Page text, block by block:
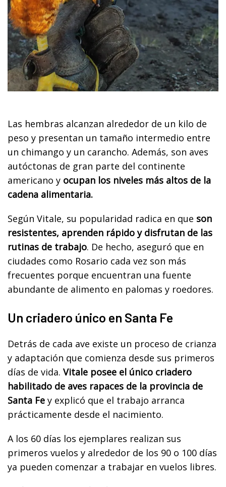
Las hembras alcanzan alrededor de un kilo de
peso y presentan un tamaño intermedio entre
un chimango y un carancho. Además, son aves
autóctonas de gran parte del continente
americano y ocupan los niveles más altos de la
cadena alimentaria.
Según Vitale, su popularidad radica en que son
resistentes, aprenden rápido y disfrutan de las
rutinas de trabajo. De hecho, aseguró que en
ciudades como Rosario cada vez son más
frecuentes porque encuentran una fuente
abundante de alimento en palomas y roedores.
Un criadero único en Santa Fe
Detrás de cada ave existe un proceso de crianza
y adaptación que comienza desde sus primeros
días de vida. Vitale posee el único criadero
habilitado de aves rapaces de la provincia de
Santa Fe y explicó que el trabajo arranca
prácticamente desde el nacimiento.
A los 60 días los ejemplares realizan sus
primeros vuelos y alrededor de los 90 o 100 días
ya pueden comenzar a trabajar en vuelos libres.